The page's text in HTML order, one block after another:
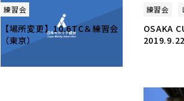
練習会
【場所変更】10.6TC＆練習会
（東京）
練習会
OSAKA
2019.9.22